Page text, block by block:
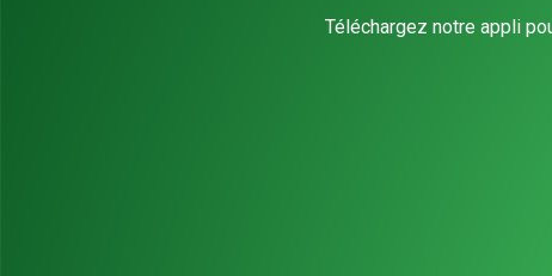
Téléchargez notre appli